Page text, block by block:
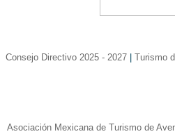
Consejo Directivo 2025 - 2027| Turismo
Asociación Mexicana de Turismo de